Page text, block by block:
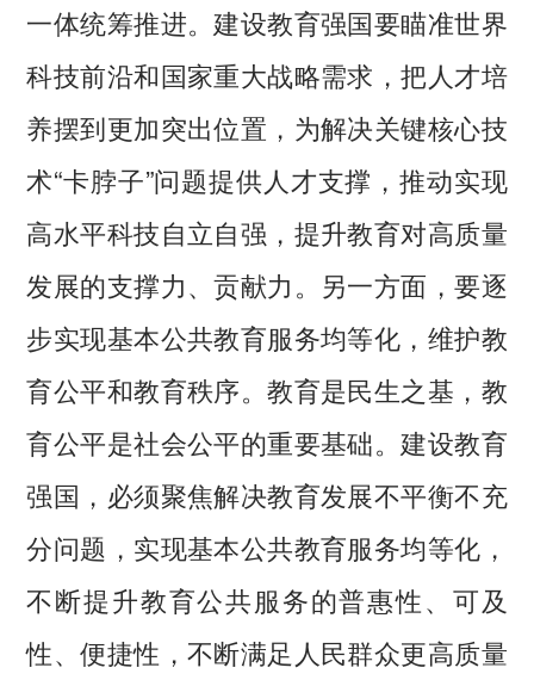
一体统筹推进。建设教育强国要瞄准世界
科技前沿和国家重大战略需求，把人才培
养摆到更加突出位置，为解决关键核心技
术“卡脖子”问题提供人才支撑，推动实现
高水平科技自立自强，提升教育对高质量
发展的支撑力、贡献力。另一方面，要逐
步实现基本公共教育服务均等化，维护教
育公平和教育秩序。教育是民生之基，教
育公平是社会公平的重要基础。建设教育
强国，必须聚焦解决教育发展不平衡不充
分问题，实现基本公共教育服务均等化，
不断提升教育公共服务的普惠性、可及
性、便捷性，不断满足人民群众更高质量